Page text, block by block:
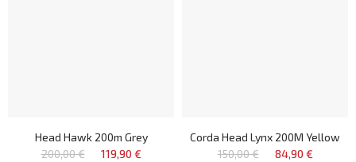
Head Hawk 200m Grey
200,00 €
119,90 €
Corda Head Lynx 200M Yellow
150,00 €
84,90 €